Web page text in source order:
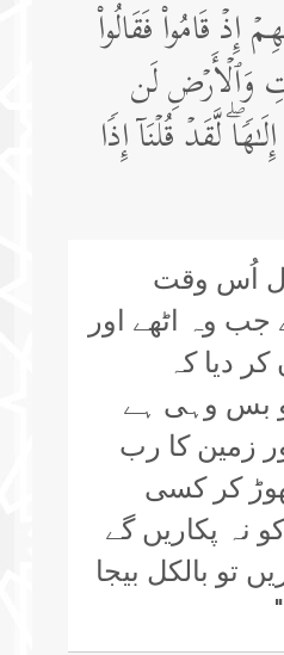
إِذۡ قَامُوا۟ فَقَالُوا۟
وَٱلۡأَرۡضِ لَن
لَّقَدۡ قُلۡنَاۤ إِذࣰا
اُس وقت
وہ اٹھے اور
دیا کہ
بس وہی ہے
زمین کا رب
کر کسی
نہ پکاریں گے
تو بالکل بیجا